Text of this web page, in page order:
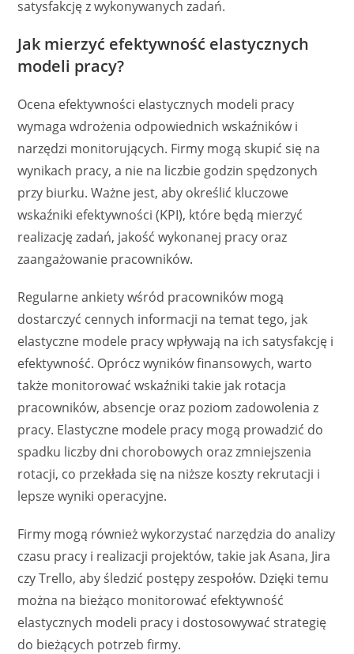
satysfakcję z wykonywanych zadań.
Jak mierzyć efektywność elastycznych
modeli pracy?
Ocena efektywności elastycznych modeli pracy
wymaga wdrożenia odpowiednich wskaźników i
narzędzi monitorujących. Firmy mogą skupić się na
wynikach pracy, a nie na liczbie godzin spędzonych
przy biurku. Ważne jest, aby określić kluczowe
wskaźniki efektywności (KPI), które będą mierzyć
realizację zadań, jakość wykonanej pracy oraz
zaangażowanie pracowników.
Regularne ankiety wśród pracowników mogą
dostarczyć cennych informacji na temat tego, jak
elastyczne modele pracy wpływają na ich satysfakcję i
efektywność. Oprócz wyników finansowych, warto
także monitorować wskaźniki takie jak rotacja
pracowników, absencje oraz poziom zadowolenia z
pracy. Elastyczne modele pracy mogą prowadzić do
spadku liczby dni chorobowych oraz zmniejszenia
rotacji, co przekłada się na niższe koszty rekrutacji i
lepsze wyniki operacyjne.
Firmy mogą również wykorzystać narzędzia do analizy
czasu pracy i realizacji projektów, takie jak Asana, Jira
czy Trello, aby śledzić postępy zespołów. Dzięki temu
można na bieżąco monitorować efektywność
elastycznych modeli pracy i dostosowywać strategię
do bieżących potrzeb firmy.